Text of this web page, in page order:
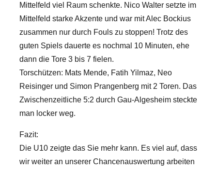
Mittelfeld viel Raum schenkte. Nico Walter setzte im
Mittelfeld starke Akzente und war mit Alec Bockius
zusammen nur durch Fouls zu stoppen! Trotz des
guten Spiels dauerte es nochmal 10 Minuten, ehe
dann die Tore 3 bis 7 fielen.
Torschützen: Mats Mende, Fatih Yilmaz, Neo
Reisinger und Simon Prangenberg mit 2 Toren. Das
Zwischenzeitliche 5:2 durch Gau-Algesheim steckte
man locker weg.
Fazit:
Die U10 zeigte das Sie mehr kann. Es viel auf, dass
wir weiter an unserer Chancenauswertung arbeiten